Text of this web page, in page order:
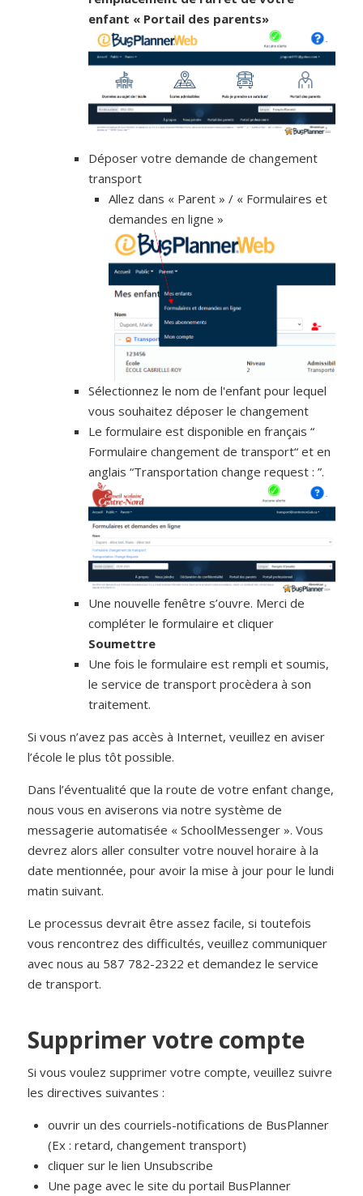
enfant « Portail des parents»
Déposer votre demande de changement
transport
Allez dans « Parent » / « Formulaires et
demandes en ligne »
Sélectionnez le nom de l'enfant pour lequel
vous souhaitez déposer le changement
Le formulaire est disponible en français “
Formulaire changement de transport“ et en
anglais “Transportation change request : ”.
Une nouvelle fenêtre s’ouvre. Merci de
compléter le formulaire et cliquer
Soumettre
Une fois le formulaire est rempli et soumis,
le service de transport procèdera à son
traitement.
Si vous n’avez pas accès à Internet, veuillez en aviser
l’école le plus tôt possible.
Dans l’éventualité que la route de votre enfant change,
nous vous en aviserons via notre système de
messagerie automatisée « SchoolMessenger ». Vous
devrez alors aller consulter votre nouvel horaire à la
date mentionnée, pour avoir la mise à jour pour le lundi
matin suivant.
Le processus devrait être assez facile, si toutefois
vous rencontrez des difficultés, veuillez communiquer
avec nous au 587 782-2322 et demandez le service
de transport.
Supprimer votre compte
Si vous voulez supprimer votre compte, veuillez suivre
les directives suivantes :
ouvrir un des courriels-notifications de BusPlanner
(Ex : retard, changement transport)
cliquer sur le lien Unsubscribe
Une page avec le site du portail BusPlanner